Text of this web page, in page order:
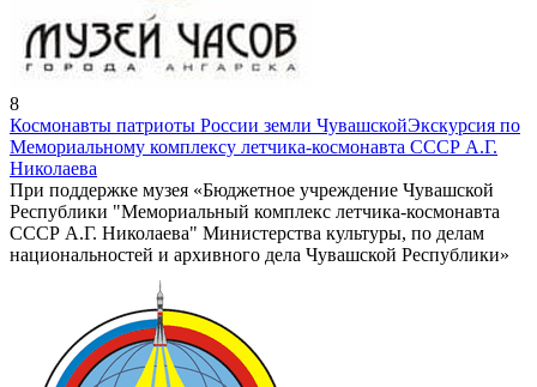
8
Космонавты патриоты России земли ЧувашскойЭкскурсия по
Мемориальному комплексу летчика-космонавта СССР А.Г.
Николаева
При поддержке музея «Бюджетное учреждение Чувашской
Республики "Мемориальный комплекс летчика-космонавта
СССР А.Г. Николаева" Министерства культуры, по делам
национальностей и архивного дела Чувашской Республики»